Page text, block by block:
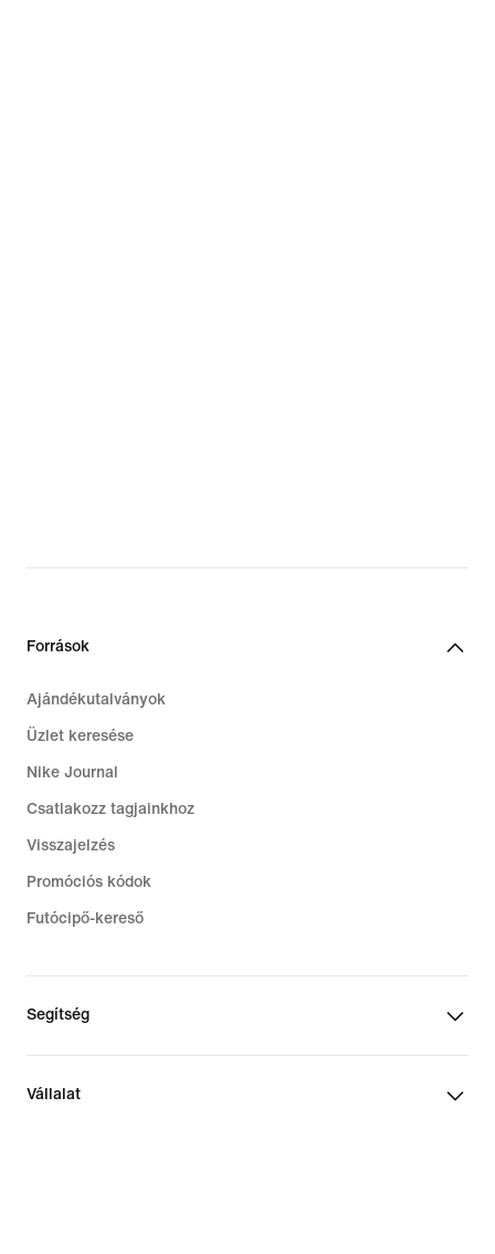
Források
Ajándékutalványok
Üzlet keresése
Nike Journal
Csatlakozz tagjainkhoz
Visszajelzés
Promóciós kódok
Futócipő-kereső
Segítség
Vállalat